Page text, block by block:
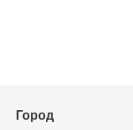
Город